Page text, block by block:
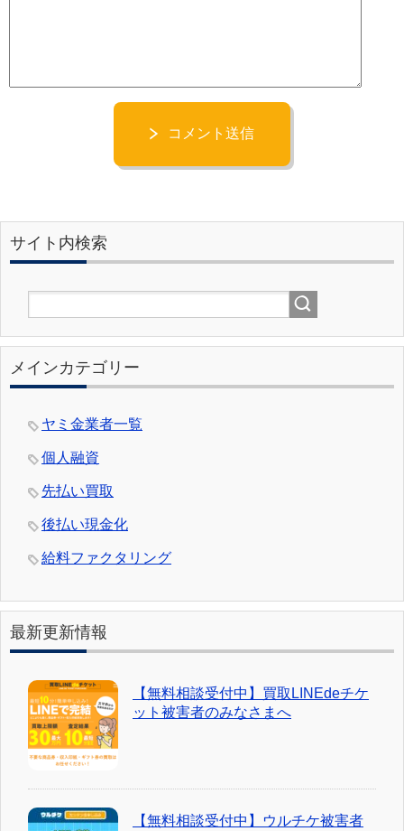
コメント送信
サイト内検索
メインカテゴリー
ヤミ金業者一覧
個人融資
先払い買取
後払い現金化
給料ファクタリング
最新更新情報
【無料相談受付中】買取LINEdeチケ
ット被害者のみなさまへ
【無料相談受付中】ウルチケ被害者